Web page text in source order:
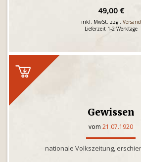
49,00 €
inkl. MwSt. zzgl. Versand
Lieferzeit 1-2 Werktage
Gewissen
vom 21.07.1920
nationale Volkszeitung,